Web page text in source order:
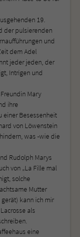
19.
der pulsierenden
und
dem Adel
jeder jeden, der
Intrigen und
Mary
ihre
einer Besessenheit
von Löwenstein
was -wie die
Rudolph Marys
von „La Fille mal
solche
Mutter
kann ich mir
als
eine